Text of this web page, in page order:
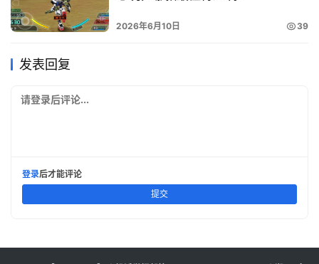
2026年6月10日 39
发表回复
请登录后评论...
登录后才能评论
提交